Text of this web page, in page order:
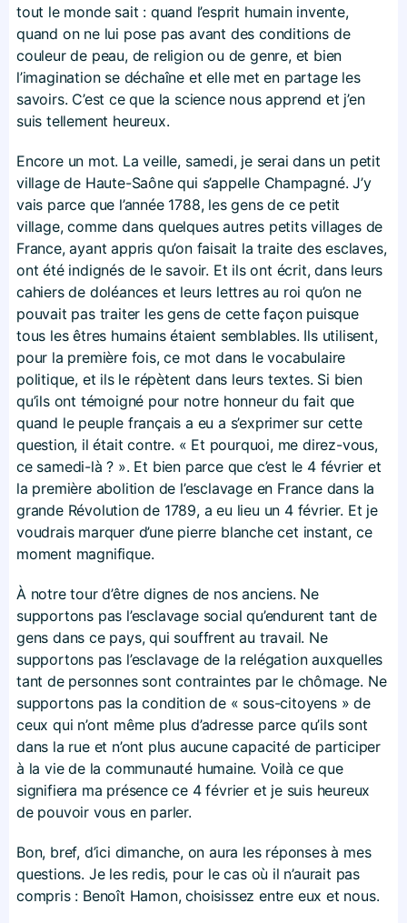
tout le monde sait : quand l’esprit humain invente,
quand on ne lui pose pas avant des conditions de
couleur de peau, de religion ou de genre, et bien
l’imagination se déchaîne et elle met en partage les
savoirs. C’est ce que la science nous apprend et j’en
suis tellement heureux.
Encore un mot. La veille, samedi, je serai dans un petit
village de Haute-Saône qui s’appelle Champagné. J’y
vais parce que l’année 1788, les gens de ce petit
village, comme dans quelques autres petits villages de
France, ayant appris qu’on faisait la traite des esclaves,
ont été indignés de le savoir. Et ils ont écrit, dans leurs
cahiers de doléances et leurs lettres au roi qu’on ne
pouvait pas traiter les gens de cette façon puisque
tous les êtres humains étaient semblables. Ils utilisent,
pour la première fois, ce mot dans le vocabulaire
politique, et ils le répètent dans leurs textes. Si bien
qu’ils ont témoigné pour notre honneur du fait que
quand le peuple français a eu a s’exprimer sur cette
question, il était contre. « Et pourquoi, me direz-vous,
ce samedi-là ? ». Et bien parce que c’est le 4 février et
la première abolition de l’esclavage en France dans la
grande Révolution de 1789, a eu lieu un 4 février. Et je
voudrais marquer d’une pierre blanche cet instant, ce
moment magnifique.
À notre tour d’être dignes de nos anciens. Ne
supportons pas l’esclavage social qu’endurent tant de
gens dans ce pays, qui souffrent au travail. Ne
supportons pas l’esclavage de la relégation auxquelles
tant de personnes sont contraintes par le chômage. Ne
supportons pas la condition de « sous-citoyens » de
ceux qui n’ont même plus d’adresse parce qu’ils sont
dans la rue et n’ont plus aucune capacité de participer
à la vie de la communauté humaine. Voilà ce que
signifiera ma présence ce 4 février et je suis heureux
de pouvoir vous en parler.
Bon, bref, d’ici dimanche, on aura les réponses à mes
questions. Je les redis, pour le cas où il n’aurait pas
compris : Benoît Hamon, choisissez entre eux et nous.